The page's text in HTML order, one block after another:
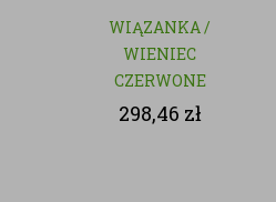
WIĄZANKA /
WIENIEC
CZERWONE
RÓŻE - KWIATY
298,46 zł